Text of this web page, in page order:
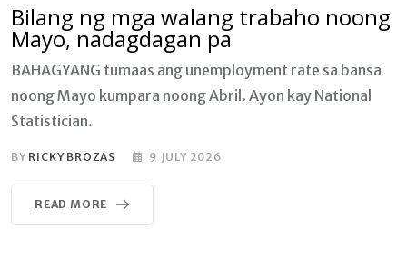
Bilang ng mga walang trabaho noong
Mayo, nadagdagan pa
BAHAGYANG tumaas ang unemployment rate sa bansa
noong Mayo kumpara noong Abril. Ayon kay National
Statistician.
BY RICKY BROZAS 9 JULY 2026
READ MORE